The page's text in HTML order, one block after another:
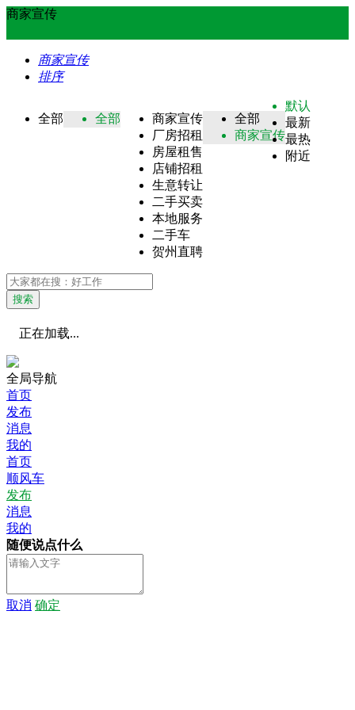
商家宣传
商家宣传
排序
全部 全部
商家宣传
厂房招租
房屋租售
店铺招租
生意转让
二手买卖
本地服务
二手车
贺州直聘
全部
商家宣传
默认
最新
最热
附近
搜索
正在加载...
全局导航
首页
发布
消息
我的
首页
顺风车
发布
消息
我的
随便说点什么
取消 确定